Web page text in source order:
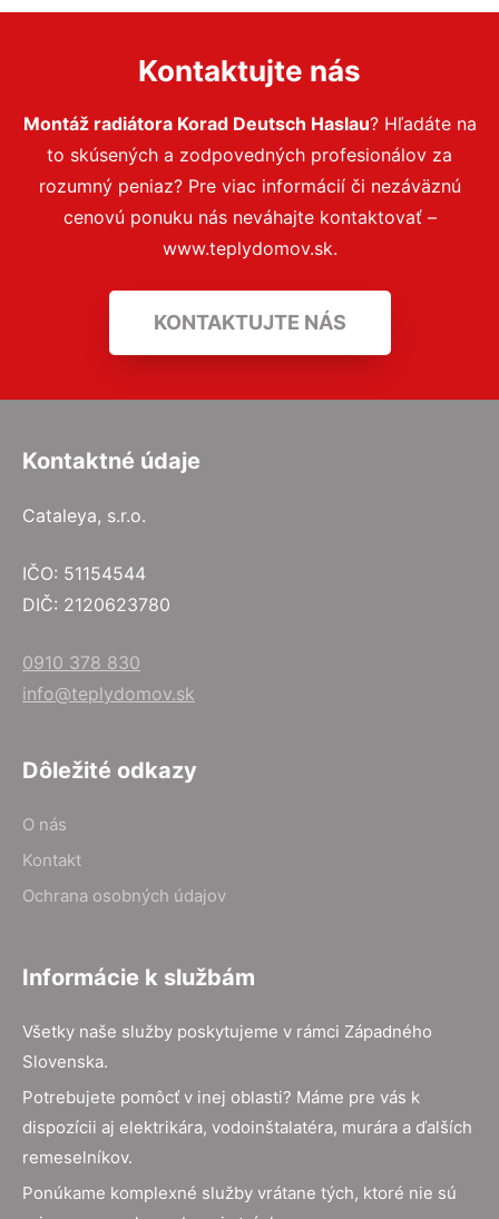
Kontaktujte nás
Montáž radiátora Korad Deutsch Haslau? Hľadáte na
to skúsených a zodpovedných profesionálov za
rozumný peniaz? Pre viac informácií či nezáväznú
cenovú ponuku nás neváhajte kontaktovať –
www.teplydomov.sk.
KONTAKTUJTE NÁS
Kontaktné údaje
Cataleya, s.r.o.
IČO: 51154544
DIČ: 2120623780
0910 378 830
info@teplydomov.sk
Dôležité odkazy
O nás
Kontakt
Ochrana osobných údajov
Informácie k službám
Všetky naše služby poskytujeme v rámci Západného
Slovenska.
Potrebujete pomôcť v inej oblasti? Máme pre vás k
dispozícii aj elektrikára, vodoinštalatéra, murára a ďalších
remeselníkov.
Ponúkame komplexné služby vrátane tých, ktoré nie sú